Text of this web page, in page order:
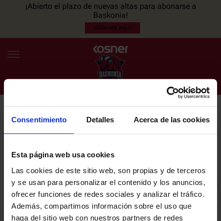
Consentimiento Detalles Acerca de las cookies
Esta página web usa cookies
Las cookies de este sitio web, son propias y de terceros
y se usan para personalizar el contenido y los anuncios,
ofrecer funciones de redes sociales y analizar el tráfico.
Además, compartimos información sobre el uso que
haga del sitio web con nuestros partners de redes
¡Abierto el plazo de nuevas altas para abonarse a
Baskonia!
¡Abónate aquí!
ES EU
NOTICIAS
PLANTILLA
ENTRADAS
NEWSLETTER
últimas noticias y promociones del club.
Email
He leído y acepto laPolítica de privacidaddel SASKI BASKONIA